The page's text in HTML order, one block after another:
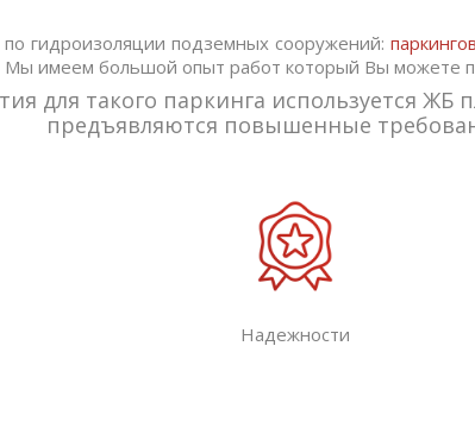
гидроизоляции подземных сооружений:паркингов
Мы имеем большой опыт работ который Вы можете
для такого паркинга используется ЖБ
предъявляются повышенные
Надежности